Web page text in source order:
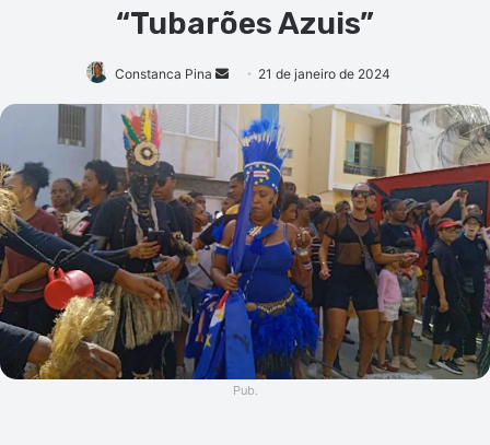
“Tubarões Azuis”
Constanca Pina
Mande
e-
mail
21 de janeiro de 2024
Pub.